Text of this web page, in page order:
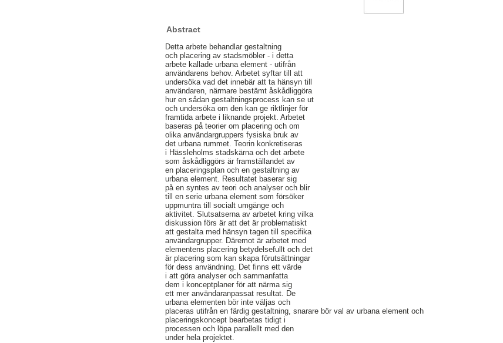
Abstract
Detta arbete behandlar gestaltning
och placering av stadsmöbler - i detta
arbete kallade urbana element - utifrån
användarens behov. Arbetet syftar till att
undersöka vad det innebär att ta hänsyn till
användaren, närmare bestämt åskådliggöra
hur en sådan gestaltningsprocess kan se ut
och undersöka om den kan ge riktlinjer för
framtida arbete i liknande projekt. Arbetet
baseras på teorier om placering och om
olika användargruppers fysiska bruk av
det urbana rummet. Teorin konkretiseras
i Hässleholms stadskärna och det arbete
som åskådliggörs är framställandet av
en placeringsplan och en gestaltning av
urbana element. Resultatet baserar sig
på en syntes av teori och analyser och blir
till en serie urbana element som försöker
uppmuntra till socialt umgänge och
aktivitet. Slutsatserna av arbetet kring vilka
diskussion förs är att det är problematiskt
att gestalta med hänsyn tagen till specifika
användargrupper. Däremot är arbetet med
elementens placering betydelsefullt och det
är placering som kan skapa förutsättningar
för dess användning. Det finns ett värde
i att göra analyser och sammanfatta
dem i konceptplaner för att närma sig
ett mer användaranpassat resultat. De
urbana elementen bör inte väljas och
placeras utifrån en färdig gestaltning, snarare bör val av urbana element och
placeringskoncept bearbetas tidigt i
processen och löpa parallellt med den
under hela projektet.